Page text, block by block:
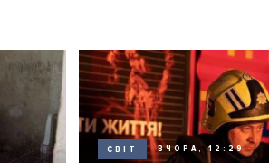
СВІТ ВЧОРА, 12:29